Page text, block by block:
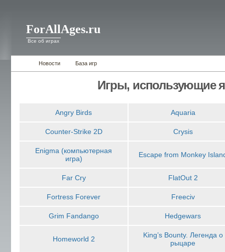
ForAllAges.ru
Все об играх
Новости База игр
Игры, использующие
Angry Birds Aquaria
Counter-Strike 2D Crysis
Enigma (компьютерная
игра)
Escape from Monkey
Far Cry FlatOut 2
Fortress Forever Freeciv
Grim Fandango Hedgewars
Homeworld 2
King’s Bounty. Легенда о
рыцаре